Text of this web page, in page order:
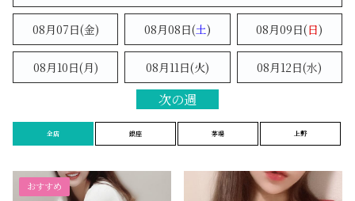
08月07日(金) 08月08日(土) 08月09日(日)
08月10日(月) 08月11日(火) 08月12日(水)
次の週
全店 銀座 茅場 上野
おすすめ